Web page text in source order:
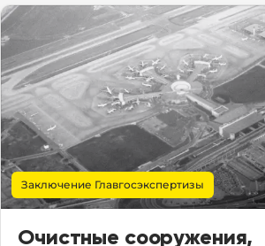
Заключение Главгосэкспертизы
Очистные сооружения,